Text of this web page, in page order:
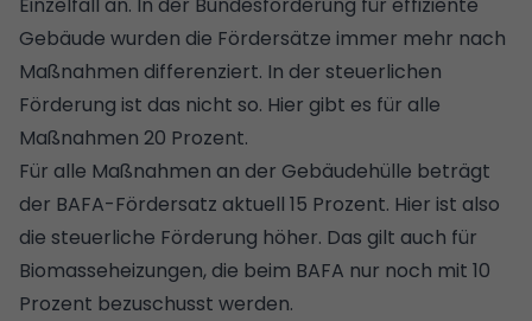
Gebäude wurden die Fördersätze immer mehr nach
Maßnahmen differenziert. In der steuerlichen
Förderung ist das nicht so. Hier gibt es für alle
Maßnahmen 20 Prozent.
Für alle Maßnahmen an der Gebäudehülle beträgt
der BAFA-Fördersatz aktuell 15 Prozent. Hier ist also
die steuerliche Förderung höher. Das gilt auch für
Biomasseheizungen, die beim BAFA nur noch mit 10
Prozent bezuschusst werden.